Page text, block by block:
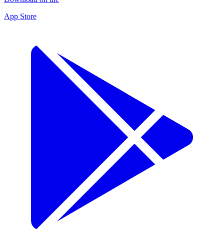
App Store